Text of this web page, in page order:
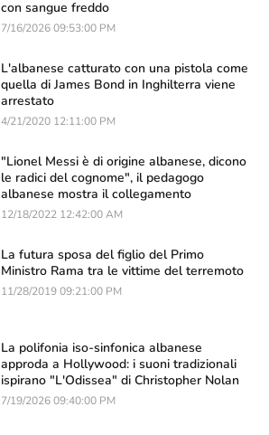
con sangue freddo
7/16/2026 09:53:00 PM
L'albanese catturato con una pistola come
quella di James Bond in Inghilterra viene
arrestato
4/21/2020 12:11:00 PM
"Lionel Messi è di origine albanese, dicono
le radici del cognome", il pedagogo
albanese mostra il collegamento
12/18/2022 12:42:00 AM
La futura sposa del figlio del Primo
Ministro Rama tra le vittime del terremoto
11/28/2019 09:21:00 PM
La polifonia iso-sinfonica albanese
approda a Hollywood: i suoni tradizionali
ispirano "L'Odissea" di Christopher Nolan
7/19/2026 09:40:00 PM